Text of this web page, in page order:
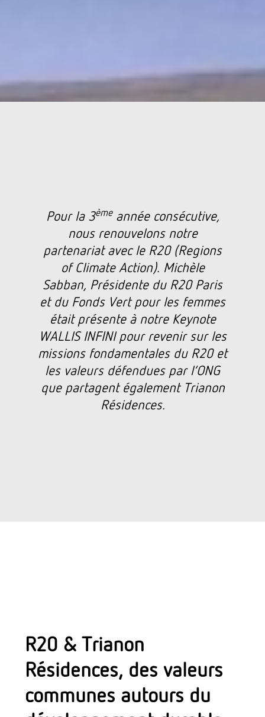
Pour la 3èmeannée consécutive,
nous renouvelons notre
partenariat avec le R20 (Regions
of Climate Action). Michèle
Sabban, Présidente du R20 Paris
et du Fonds Vert pour les femmes
était présente à notre Keynote
WALLIS INFINI pour revenir sur les
missions fondamentales du R20 et
les valeurs défendues par l’ONG
que partagent également Trianon
Résidences.
R20 & Trianon
Résidences, des valeurs
communes autours du